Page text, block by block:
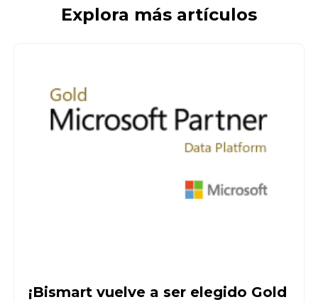
Explora más artículos
¡Bismart vuelve a ser elegido Gold